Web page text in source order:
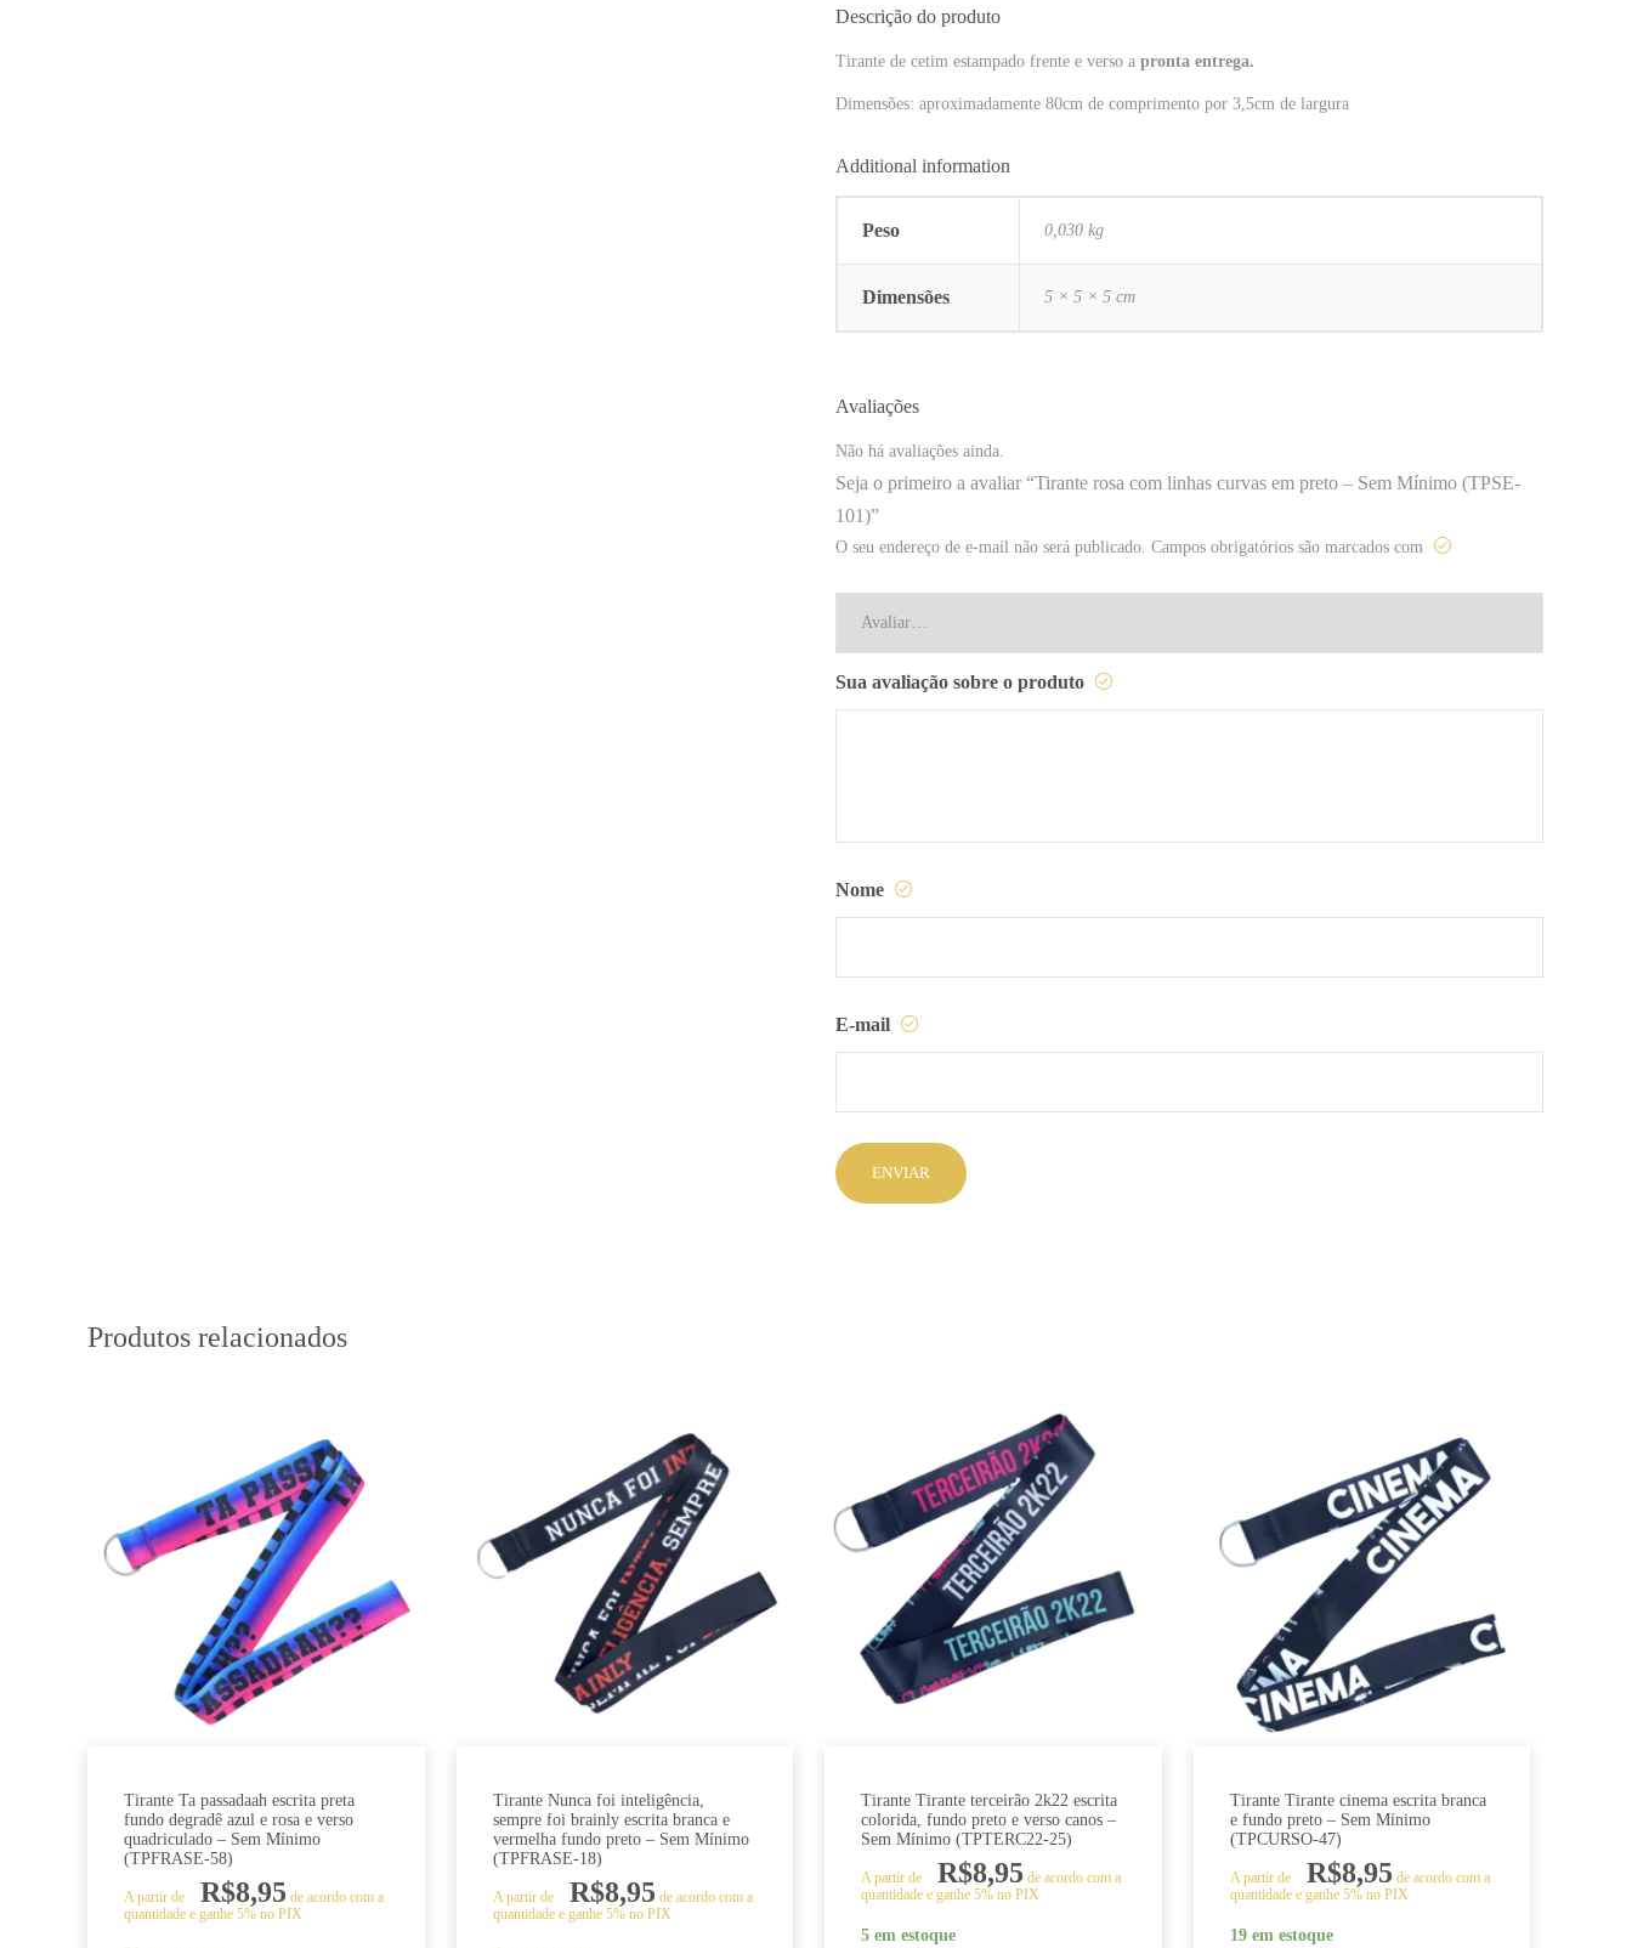
Descrição do produto
Tirante de cetim estampado frente e verso a pronta entrega.
Dimensões: aproximadamente 80cm de comprimento por 3,5cm de largura
Additional information
Peso 0,030 kg
Dimensões 5 × 5 × 5 cm
Avaliações
Não há avaliações ainda.
Seja o primeiro a avaliar “Tirante rosa com linhas curvas em preto – Sem Mínimo (TPSE-
101)”
O seu endereço de e-mail não será publicado. Campos obrigatórios são marcados com
Sua avaliação sobre o produto
Nome
E-mail
Produtos relacionados
Tirante Ta passadaah escrita preta
fundo degradê azul e rosa e verso
quadriculado – Sem Mínimo
(TPFRASE-58)
A partir de R$8,95 de acordo com a
quantidade e ganhe 5% no PIX
Tirante Nunca foi inteligência,
sempre foi brainly escrita branca e
vermelha fundo preto – Sem Mínimo
(TPFRASE-18)
A partir de R$8,95 de acordo com a
quantidade e ganhe 5% no PIX
Tirante Tirante terceirão 2k22 escrita
colorida, fundo preto e verso canos –
Sem Mínimo (TPTERC22-25)
A partir de R$8,95 de acordo com a
quantidade e ganhe 5% no PIX
5 em estoque
Tirante Tirante cinema escrita branca
e fundo preto – Sem Mínimo
(TPCURSO-47)
A partir de R$8,95 de acordo com a
quantidade e ganhe 5% no PIX
19 em estoque